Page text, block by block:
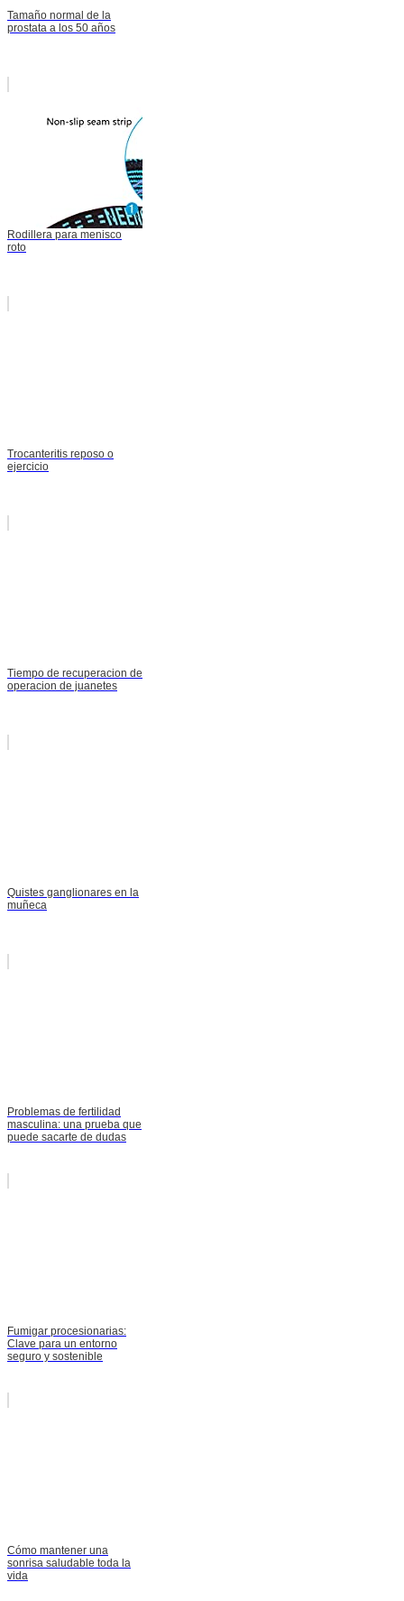
Tamaño normal de la
prostata a los 50 años
Rodillera para menisco
roto
Trocanteritis reposo o
ejercicio
Tiempo de recuperacion de
operacion de juanetes
Quistes ganglionares en la
muñeca
Problemas de fertilidad
masculina: una prueba que
puede sacarte de dudas
Fumigar procesionarias:
Clave para un entorno
seguro y sostenible
Cómo mantener una
sonrisa saludable toda la
vida